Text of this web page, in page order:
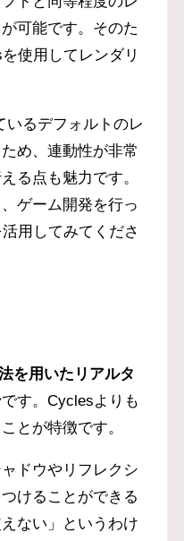
可能です。そのた
使用してレンダリ
いるデフォルトのレ
め、連動性が非常
る点も魅力です。
ゲーム開発を行っ
用してみてくださ
を用いたリアルタ
です。Cyclesよりも
とが特徴です。
ドウやリフレクシ
けることができる
ない」というわけ